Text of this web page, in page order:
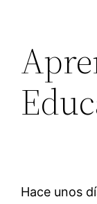
Hace unos